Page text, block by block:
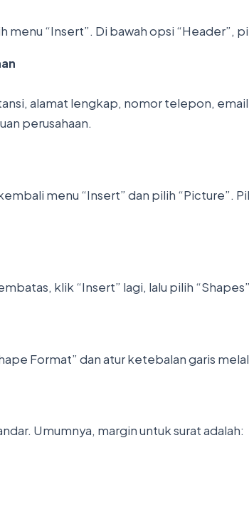
menu “Insert”. Di bawah opsi “Header”,
alamat lengkap, nomor telepon,
perusahaan.
menu “Insert” dan pilih “Picture”.
klik “Insert” lagi, lalu pilih
Format” dan atur ketebalan garis
Umumnya, margin untuk surat adalah: